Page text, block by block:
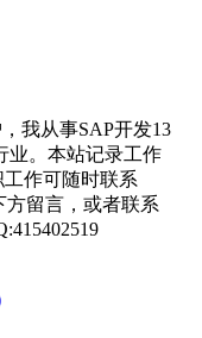
我从事SAP开发13
业。本站记录工作
作可随时联系
留言，或者联系